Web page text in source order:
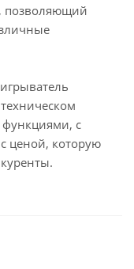
позволяющий
с
ценой, которую